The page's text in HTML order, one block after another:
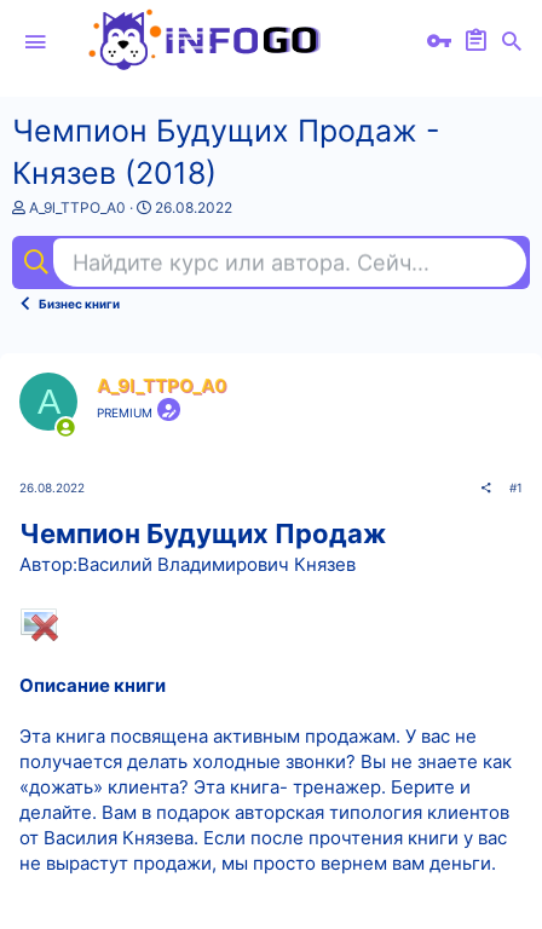
Чемпион Будущих Продаж -
Князев (2018)
А
т
о
т
A_9l_TTPO_A0
Д
а
н
а
26.08.2022
Найдите курс или автора. Сейчас ищут
Бизнес книги
A A_9l_TTPO_A0
PREMIUM
26.08.2022 #1
Чемпион Будущих Продаж
Автор:Василий Владимирович Князев
Описание книги
Эта книга посвящена активным продажам. У вас не
получается делать холодные звонки? Вы не знаете как
«дожать» клиента? Эта книга- тренажер. Берите и
делайте. Вам в подарок авторская типология клиентов
от Василия Князева. Если после прочтения книги у вас
не вырастут продажи, мы просто вернем вам деньги.